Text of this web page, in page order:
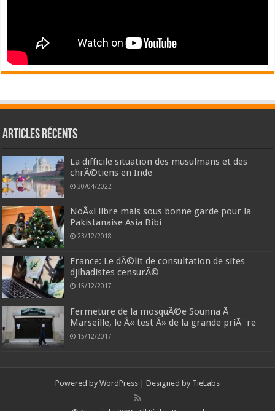
Articles récents
La difficile situation des musulmans et des
chrÃ©tiens en Inde
30/04/2022
NoÃ«l libre mais sous bonne garde pour la
Pakistanaise Asia Bibi
23/12/2018
France: Le dÃ©lit de consultation de sites
djihadistes censurÃ©
15/12/2017
Fermeture de la mosquÃ©e Sounna Ã
Marseille, le Â« test Â» de la grande priÃ¨re
15/12/2017
Powered by WordPress | Designed by TieLabs